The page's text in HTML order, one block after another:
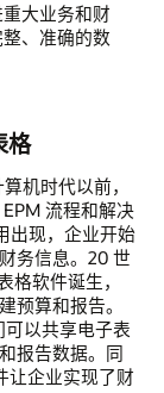
大业务和财
、准确的数
格
机时代以前，
流程和解决
出现，企业开始
务信息。20 世
软件诞生，
预算和报告。
以共享电子表
报告数据。同
让企业实现了财